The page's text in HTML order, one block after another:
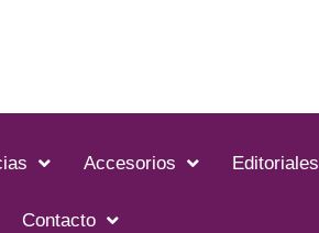
Accesorios Editoriales
Contacto